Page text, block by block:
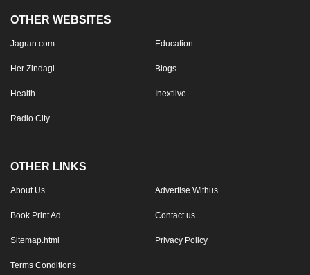
OTHER WEBSITES
Jagran.com Education
Her Zindagi Blogs
Health Inextlive
Radio City
OTHER LINKS
About Us Advertise Withus
Book Print Ad Contact us
Sitemap.html Privacy Policy
Terms Conditions